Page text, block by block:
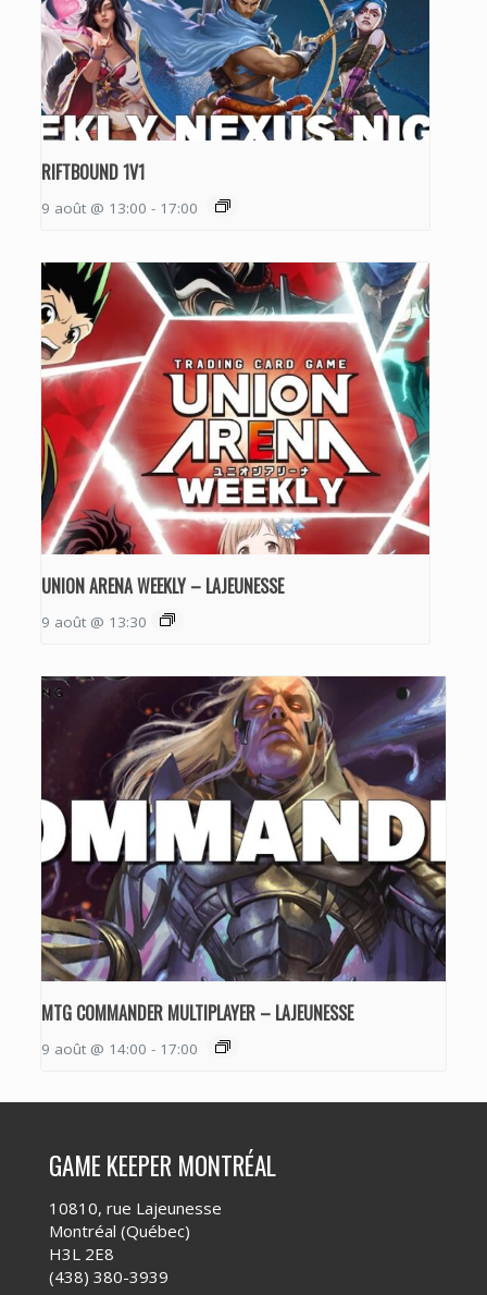
RIFTBOUND 1V1
9 août @ 13:00 - 17:00
UNION ARENA WEEKLY – LAJEUNESSE
9 août @ 13:30
MTG COMMANDER MULTIPLAYER – LAJEUNESSE
9 août @ 14:00 - 17:00
GAME KEEPER MONTRÉAL
10810, rue Lajeunesse
Montréal (Québec)
H3L 2E8
(438) 380-3939